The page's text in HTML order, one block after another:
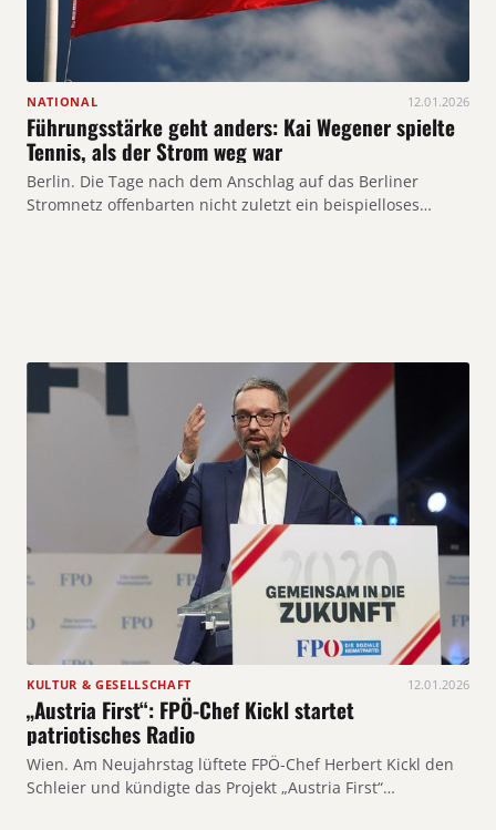
NATIONAL 12.01.2026
Führungsstärke geht anders: Kai Wegener spielte
Tennis, als der Strom weg war
Berlin. Die Tage nach dem Anschlag auf das Berliner
Stromnetz offenbarten nicht zuletzt ein beispielloses…
KULTUR & GESELLSCHAFT 12.01.2026
„Austria First“: FPÖ-Chef Kickl startet
patriotisches Radio
Wien. Am Neujahrstag lüftete FPÖ-Chef Herbert Kickl den
Schleier und kündigte das Projekt „Austria First“…